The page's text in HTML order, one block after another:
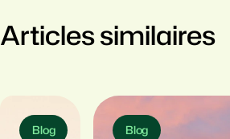
Articles similaires
Blog Blog